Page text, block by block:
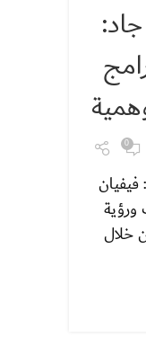
0
خلال